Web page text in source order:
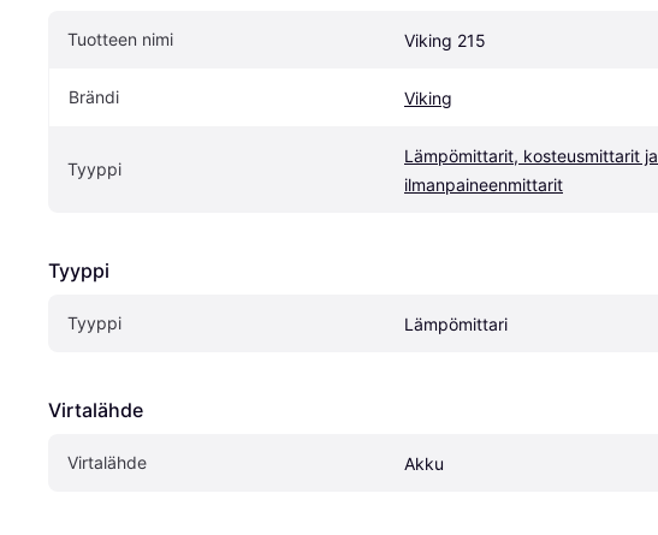
Tuotteen nimi Viking 215
Brändi Viking
Tyyppi
Lämpömittarit, kosteusmittarit ja
ilmanpaineenmittarit
Tyyppi
Tyyppi Lämpömittari
Virtalähde
Virtalähde Akku